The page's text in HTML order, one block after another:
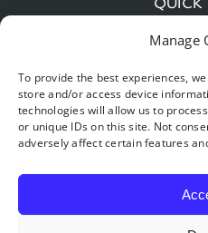
Manage
To provide the best experiences,
store and/or access device
technologies will allow us to
or unique IDs on this site. Not
adversely affect certain features
Wood-fired beer and local
Time travel: explore the
Provence” of Belgium.
resolution for 2026 starts